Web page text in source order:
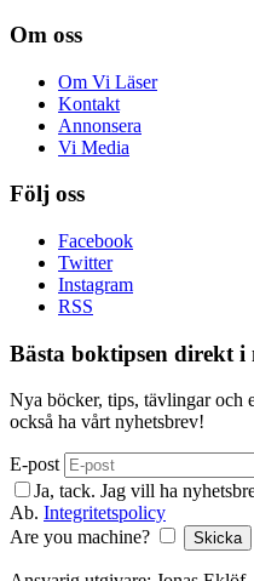
Om oss
Om Vi Läser
Kontakt
Annonsera
Vi Media
Följ oss
Facebook
Twitter
Instagram
RSS
Bästa boktipsen direkt i
Nya böcker, tips, tävlingar och
också ha vårt nyhetsbrev!
E-post
Ja, tack. Jag vill ha
Ab. Integritetspolicy
Are you machine?
Skicka